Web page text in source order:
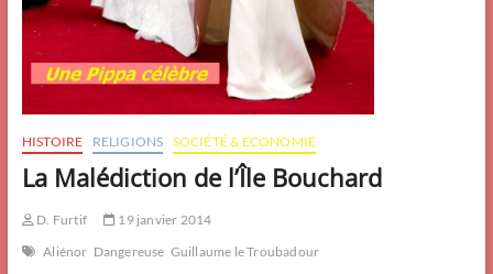
HISTOIRE RELIGIONS SOCIÉTÉ & ECONOMIE
La Malédiction de l’Île Bouchard
D. Furtif
19 janvier 2014
Aliénor Dangereuse Guillaume le Troubadour